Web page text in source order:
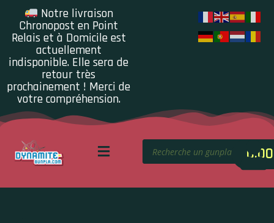
Notre livraison
Chronopost en Point
Relais et à Domicile est
actuellement
indisponible. Elle sera de
retour très
prochainement ! Merci de
votre compréhension.
0.00